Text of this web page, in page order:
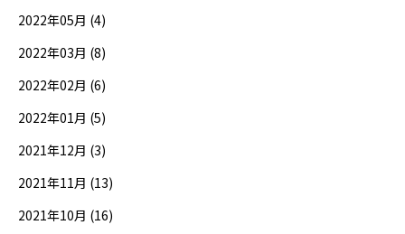
2022年05月 (4)
2022年03月 (8)
2022年02月 (6)
2022年01月 (5)
2021年12月 (3)
2021年11月 (13)
2021年10月 (16)